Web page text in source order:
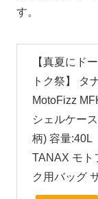
す。
【真夏にド
トク祭】 タ
MotoFizz
シェルケー
柄) 容量:40L
TANAX モト
ク用バッグ